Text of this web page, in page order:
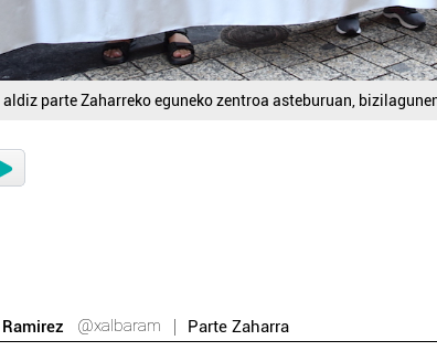
parte Zaharreko eguneko zentroa asteburuan,
@xalbaram Parte Zaharra